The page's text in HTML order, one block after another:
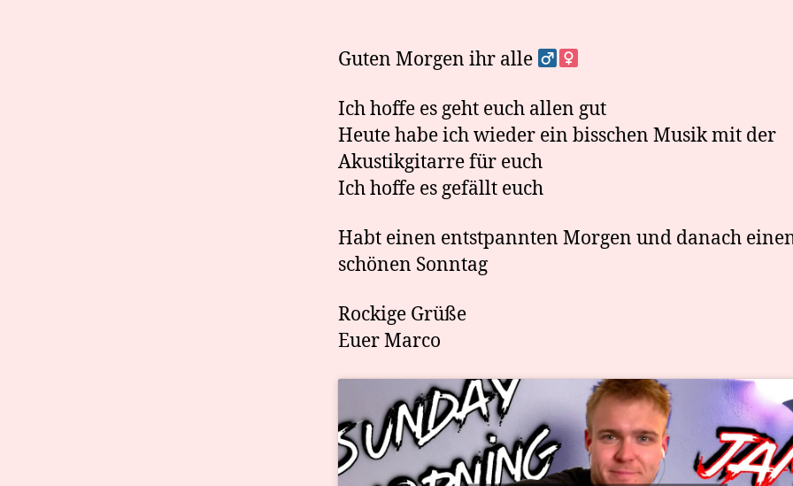
Guten Morgen ihr alle ‍
Ich hoffe es geht euch allen gut
Heute habe ich wieder ein bisschen Musik mit der
Akustikgitarre für euch
Ich hoffe es gefällt euch
Habt einen entstpannten Morgen und danach
schönen Sonntag
Rockige Grüße
Euer Marco